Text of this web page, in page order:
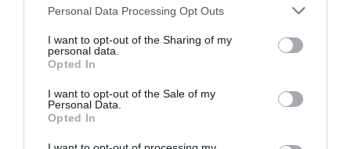
Please note that this website/app uses one or more Google
not limited to your visit or usage behaviour. You may click to
grant or deny consent to Google and its third-party tags to
use your data for below specified purposes in below Google
consent section.
Personal Data Processing Opt Outs
I want to opt-out of the Sharing of my
personal data.
Opted In
I want to opt-out of the Sale of my
Personal Data.
Opted In